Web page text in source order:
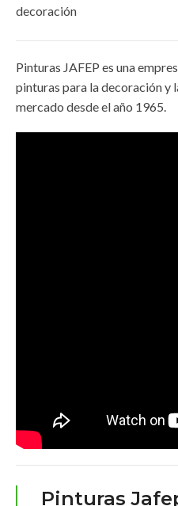
decoración
Pinturas JAFEP es una
pinturas para la decoración y
mercado desde el año 1965.
Pinturas